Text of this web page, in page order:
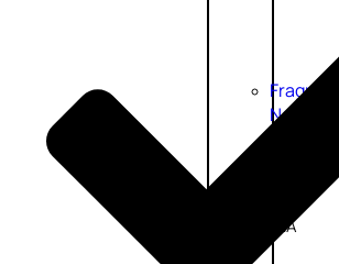
Fragranze
Nature
VERBENA